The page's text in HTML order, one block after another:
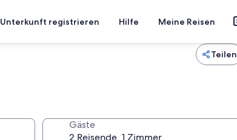
Unterkunft registrieren Hilfe Meine Reisen
Teilen
Gäste